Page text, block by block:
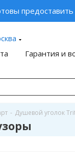
Гарантия и
- Душевой уголок